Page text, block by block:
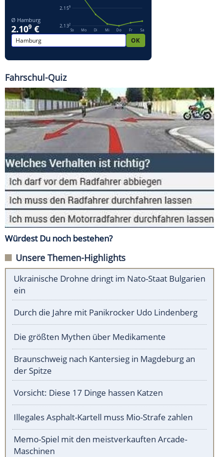
Fahrschul-Quiz
Würdest Du noch bestehen?
Unsere Themen-Highlights
Ukrainische Drohne dringt im Nato-Staat Bulgarien
ein
Durch die Jahre mit Panikrocker Udo Lindenberg
Die größten Mythen über Medikamente
Braunschweig nach Kantersieg in Magdeburg an
der Spitze
Vorsicht: Diese 17 Dinge hassen Katzen
Illegales Asphalt-Kartell muss Mio-Strafe zahlen
Memo-Spiel mit den meistverkauften Arcade-
Maschinen